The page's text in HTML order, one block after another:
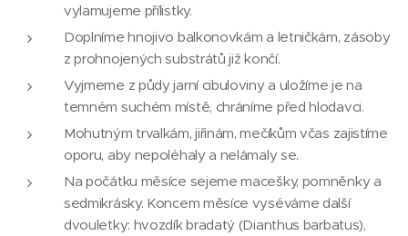
vylamujeme přílistky.
Doplníme hnojivo balkonovkám a letničkám, zásoby
z prohnojených substrátů již končí.
Vyjmeme z půdy jarní cibuloviny a uložíme je na
temném suchém místě, chráníme před hlodavci.
Mohutným trvalkám, jiřinám, mečíkům včas zajistíme
oporu, aby nepoléhaly a nelámaly se.
Na počátku měsíce sejeme macešky, pomněnky a
sedmikrásky. Koncem měsíce vyséváme další
dvouletky: hvozdík bradatý (Dianthus barbatus),